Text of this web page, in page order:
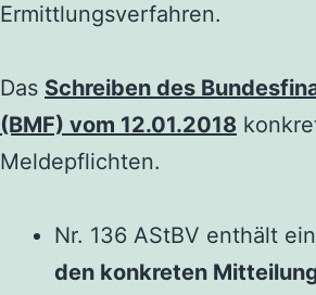
Ermittlungsverfahren.
Das Schreiben des
(BMF) vom 12.01.2018
Meldepflichten.
Nr. 136 AStBV enthält
den konkreten